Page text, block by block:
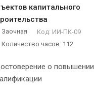
капитального
Заочная Код: ИИ-ПК-09
Количество часов: 112
о повышении